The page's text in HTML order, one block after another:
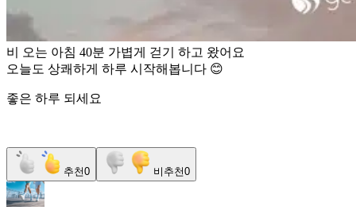
비 오는 아침 40분 가볍게 걷기 하고 왔어요
오늘도 상쾌하게 하루 시작해봅니다 😊
좋은 하루 되세요
추천0 비추천0